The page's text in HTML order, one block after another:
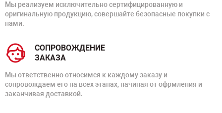
Мы реализуем исключительно сертифицированную и
оригинальную продукцию, совершайте безопасные покупки с
нами.
СОПРОВОЖДЕНИЕ
ЗАКАЗА
Мы ответственно относимся к каждому заказу и
сопровождаем его на всех этапах, начиная от офрмления и
заканчивая доставкой.